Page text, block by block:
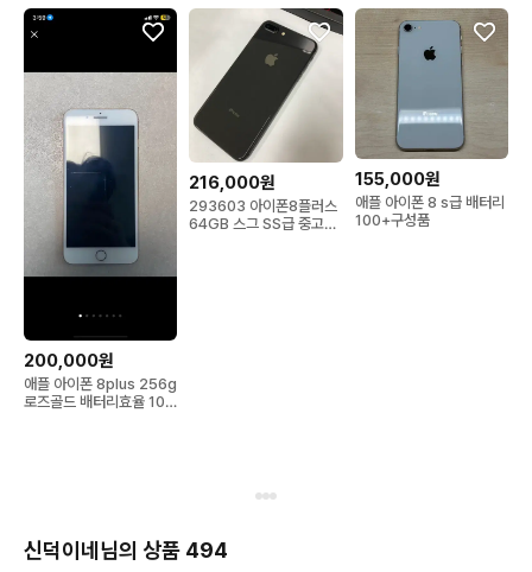
200,000원
애플 아이폰 8plus 256g
로즈골드 배터리효율 100
216,000원
293603 아이폰8플러스
64GB 스그 SS급 중고폰
155,000원
애플 아이폰 8 s급 배터리
100+구성품
신덕이네님의 상품 494